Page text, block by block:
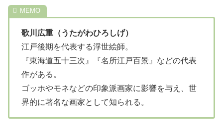
歌川広重（うたがわひろしげ）
江戸後期を代表する浮世絵師。
『東海道五十三次』『名所江戸百景』などの代表
作がある。
ゴッホやモネなどの印象派画家に影響を与え、世
界的に著名な画家として知られる。